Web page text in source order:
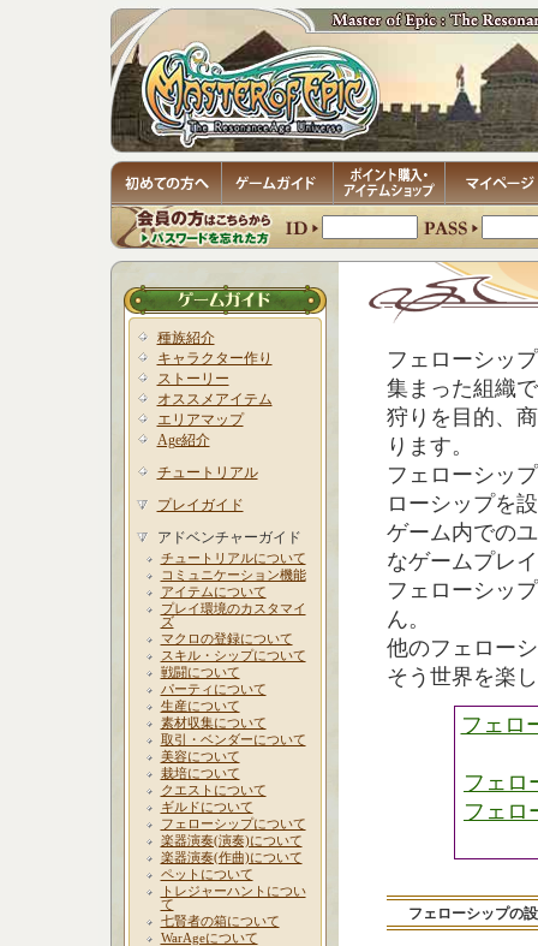
種族紹介
キャラクター作り
ストーリー
オススメアイテム
エリアマップ
Age紹介
チュートリアル
プレイガイド
アドベンチャーガイド
チュートリアルについて
コミュニケーション機能
アイテムについて
プレイ環境のカスタマイ
ズ
マクロの登録について
スキル・シップについて
戦闘について
パーティについて
生産について
素材収集について
取引・ベンダーについて
美容について
栽培について
クエストについて
ギルドについて
フェローシップについて
楽器演奏(演奏)について
楽器演奏(作曲)について
ペットについて
トレジャーハントについ
て
七賢者の箱について
WarAgeについて
フェローシッ
集まった組織
狩りを目的、
ります。
フェローシッ
ローシップを
ゲーム内での
なゲームプレ
フェローシッ
ん。
他のフェロー
そう世界を楽
フェロ
フェロ
フェロ
フェローシップの